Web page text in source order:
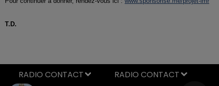
T.D.
RADIO CONTACT